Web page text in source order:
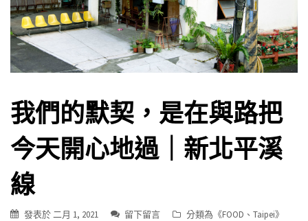
我們的默契，是在與路把
今天開心地過｜新北平溪
線
發表於二月 1, 2021 留下留言 分類為《FOOD 、 Taipei》